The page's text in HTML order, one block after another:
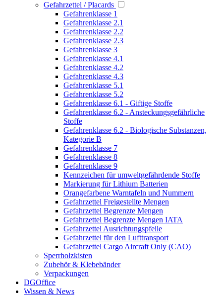
Gefahrzettel / Placards
Gefahrenklasse 1
Gefahrenklasse 2.1
Gefahrenklasse 2.2
Gefahrenklasse 2.3
Gefahrenklasse 3
Gefahrenklasse 4.1
Gefahrenklasse 4.2
Gefahrenklasse 4.3
Gefahrenklasse 5.1
Gefahrenklasse 5.2
Gefahrenklasse 6.1 - Giftige Stoffe
Gefahrenklasse 6.2 - Ansteckungsgefährliche
Stoffe
Gefahrenklasse 6.2 - Biologische Substanzen,
Kategorie B
Gefahrenklasse 7
Gefahrenklasse 8
Gefahrenklasse 9
Kennzeichen für umweltgefährdende Stoffe
Markierung für Lithium Batterien
Orangefarbene Warntafeln und Nummern
Gefahrzettel Freigestellte Mengen
Gefahrzettel Begrenzte Mengen
Gefahrzettel Begrenzte Mengen IATA
Gefahrzettel Ausrichtungspfeile
Gefahrzettel für den Lufttransport
Gefahrzettel Cargo Aircraft Only (CAO)
Sperrholzkisten
Zubehör & Klebebänder
Verpackungen
DGOffice
Wissen & News